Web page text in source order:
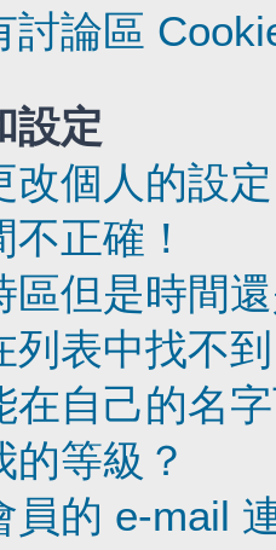
討論區
設定
改個人的設
正確！
區但是時間
列表中找不
在自己的名
的等級？
員的 e-mail